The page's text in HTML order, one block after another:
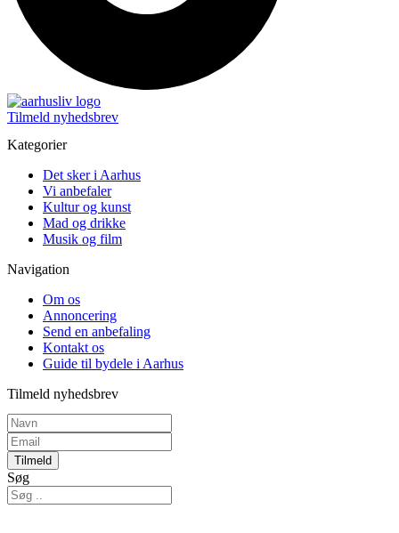
Tilmeld nyhedsbrev
Kategorier
Det sker i Aarhus
Vi anbefaler
Kultur og kunst
Mad og drikke
Musik og film
Navigation
Om os
Annoncering
Send en anbefaling
Kontakt os
Guide til bydele i Aarhus
Tilmeld nyhedsbrev
Tilmeld
Søg